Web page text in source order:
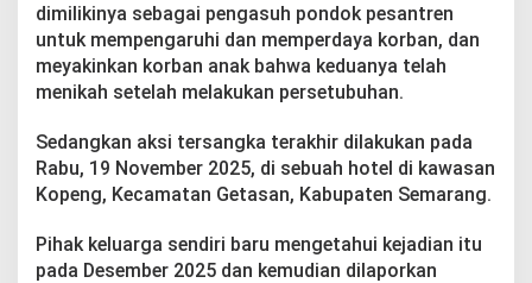
dimilikinya sebagai pengasuh pondok pesantren
untuk mempengaruhi dan memperdaya korban, dan
meyakinkan korban anak bahwa keduanya telah
menikah setelah melakukan persetubuhan.
Sedangkan aksi tersangka terakhir dilakukan pada
Rabu, 19 November 2025, di sebuah hotel di kawasan
Kopeng, Kecamatan Getasan, Kabupaten Semarang.
Pihak keluarga sendiri baru mengetahui kejadian itu
pada Desember 2025 dan kemudian dilaporkan